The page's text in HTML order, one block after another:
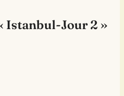
Istanbul-Jour 2 »